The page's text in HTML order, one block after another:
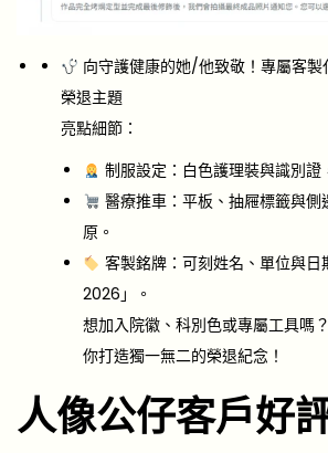
向守護健康的她/他致敬！專屬客
榮退主題
亮點細節：
制服設定：白色護理裝與識別證
醫療推車：平板、抽屜標籤與
原。
客製銘牌：可刻姓名、單位與
2026」。
想加入院徽、科別色或專屬工具嗎
你打造獨一無二的榮退紀念！
人像公仔客戶好